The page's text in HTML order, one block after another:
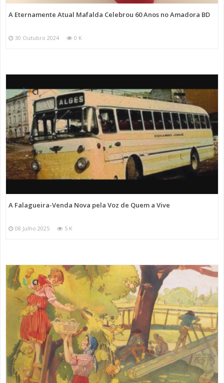
A Eternamente Atual Mafalda Celebrou 60 Anos no Amadora BD
30 Outubro 2024 0 K
A Falagueira-Venda Nova pela Voz de Quem a Vive
08 Julho 2025 5 K